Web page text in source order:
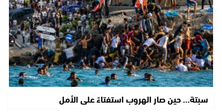
سبتة… حين صار الهروب استفتاءً على الأمل